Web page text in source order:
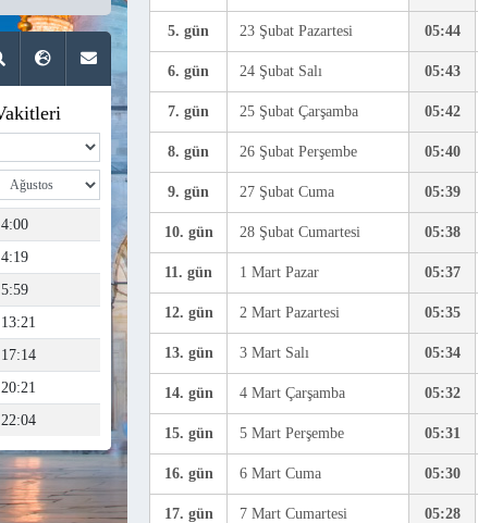
5. gün 23 Şubat Pazartesi 05:44
6. gün 24 Şubat Salı 05:43
7. gün 25 Şubat Çarşamba 05:42
8. gün 26 Şubat Perşembe 05:40
9. gün 27 Şubat Cuma 05:39
10. gün 28 Şubat Cumartesi 05:38
11. gün 1 Mart Pazar 05:37
12. gün 2 Mart Pazartesi 05:35
13. gün 3 Mart Salı 05:34
14. gün 4 Mart Çarşamba 05:32
15. gün 5 Mart Perşembe 05:31
16. gün 6 Mart Cuma 05:30
17. gün 7 Mart Cumartesi 05:28